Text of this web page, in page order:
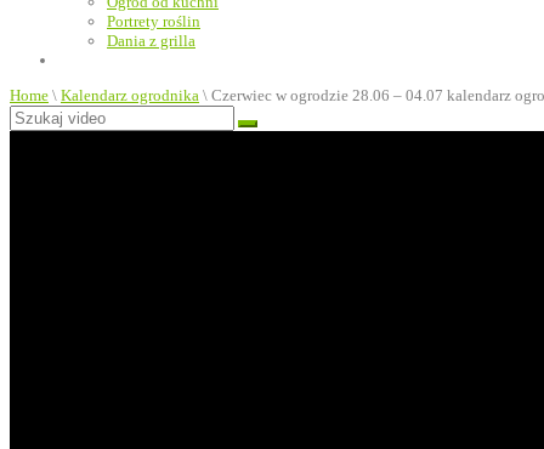
Portrety roślin
Dania z grilla
Home \ Kalendarz ogrodnika \ Czerwiec w ogrodzie 28.06 – 04.07 kalendarz